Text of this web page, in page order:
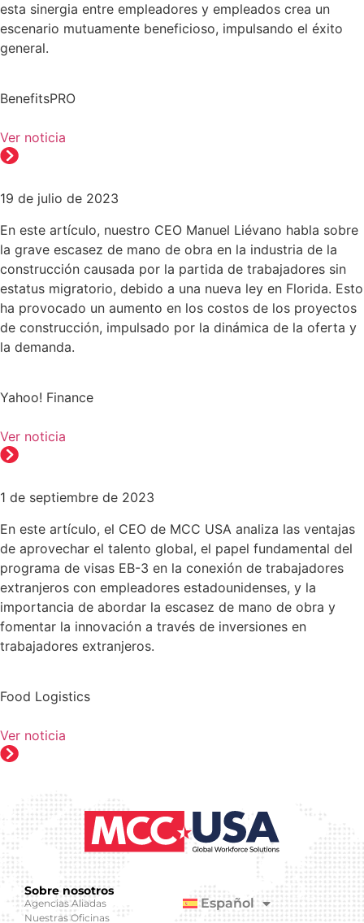
esta sinergia entre empleadores y empleados crea un
escenario mutuamente beneficioso, impulsando el éxito
general.
BenefitsPRO
Ver noticia
19 de julio de 2023
En este artículo, nuestro CEO Manuel Liévano habla sobre
la grave escasez de mano de obra en la industria de la
construcción causada por la partida de trabajadores sin
estatus migratorio, debido a una nueva ley en Florida. Esto
ha provocado un aumento en los costos de los proyectos
de construcción, impulsado por la dinámica de la oferta y
la demanda.
Yahoo! Finance
Ver noticia
1 de septiembre de 2023
En este artículo, el CEO de MCC USA analiza las ventajas
de aprovechar el talento global, el papel fundamental del
programa de visas EB-3 en la conexión de trabajadores
extranjeros con empleadores estadounidenses, y la
importancia de abordar la escasez de mano de obra y
fomentar la innovación a través de inversiones en
trabajadores extranjeros.
Food Logistics
Ver noticia
Sobre nosotros
Agencias Aliadas
Nuestras Oficinas
Español